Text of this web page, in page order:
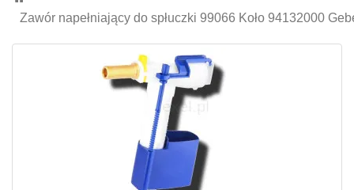
Zawór napełniający do spłuczki 99066 Koło 94132000